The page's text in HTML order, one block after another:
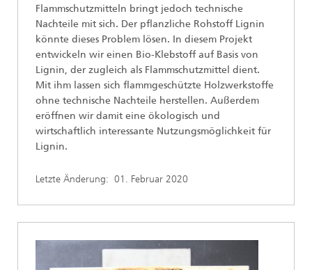
Flammschutzmitteln bringt jedoch technische
Nachteile mit sich. Der pflanzliche Rohstoff Lignin
könnte dieses Problem lösen. In diesem Projekt
entwickeln wir einen Bio-Klebstoff auf Basis von
Lignin, der zugleich als Flammschutzmittel dient.
Mit ihm lassen sich flammgeschützte Holzwerkstoffe
ohne technische Nachteile herstellen. Außerdem
eröffnen wir damit eine ökologisch und
wirtschaftlich interessante Nutzungsmöglichkeit für
Lignin.
Letzte Änderung: 01. Februar 2020